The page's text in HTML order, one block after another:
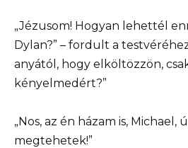
„Jézusom! Hogyan lehettél
Dylan?” – fordult a
anyától, hogy elköltözzön,
kényelmedért?”
„Nos, az én házam is,
megtehetek!”